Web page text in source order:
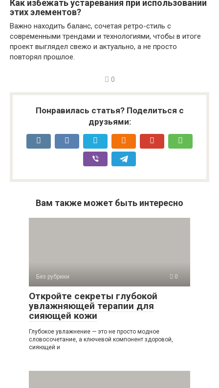
Как избежать устаревания при использовании
этих элементов?
Важно находить баланс, сочетая ретро-стиль с
современными трендами и технологиями, чтобы в итоге
проект выглядел свежо и актуально, а не просто
повторял прошлое.
0
Понравилась статья? Поделиться с
друзьями:
Вам также может быть интересно
Без рубрики 0
Откройте секреты глубокой
увлажняющей терапии для
сияющей кожи
Глубокое увлажнение — это не просто модное
словосочетание, а ключевой компонент здоровой,
сияющей и